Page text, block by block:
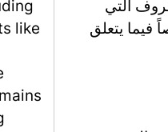
التي
فيما يتعلق
like